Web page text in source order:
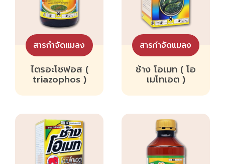
สารกำจัดแมลง
ไตรอะโซฟอส (
triazophos )
สารกำจัดแมลง
ช้าง โอเมท ( โอ
เมโทเอต )